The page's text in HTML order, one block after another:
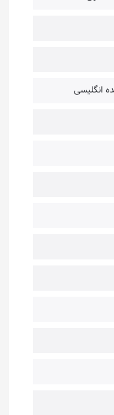
انگلیسی